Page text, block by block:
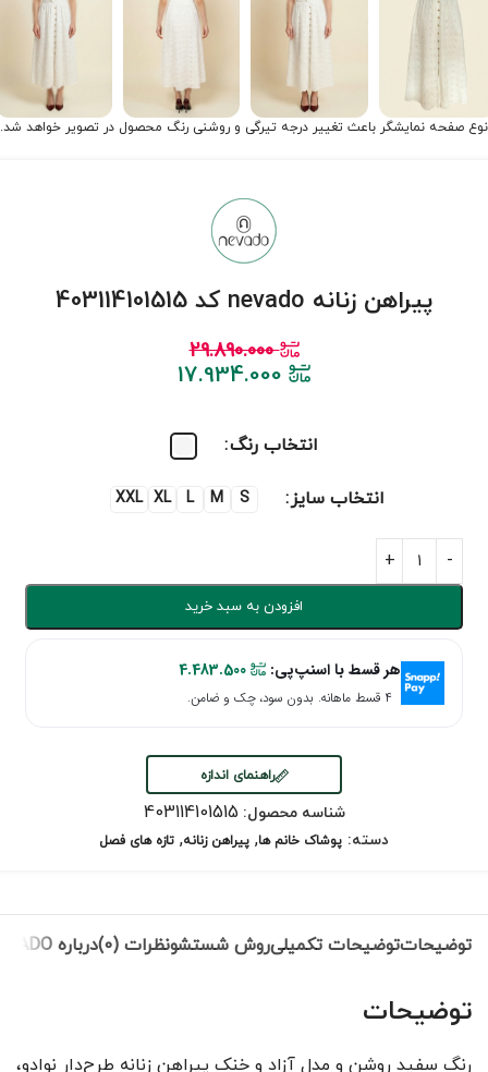
نوع صفحه نمایشگر باعث تغییر درجه تیرگی و روشنی رنگ محصول در تصویر خواهد شد.
پیراهن زنانه nevado کد 403114101515
29.890.000
17.934.000
انتخاب رنگ
انتخاب سایز S
M
L
XL
XXL
افزودن به سبد خرید
هر قسط با اسنپ‌پی: 4.483.500
۴ قسط ماهانه. بدون سود، چک و ضامن.
راهنمای اندازه
شناسه محصول: 403114101515
دسته: پوشاک خانم ها, پیراهن زنانه, تازه های فصل
توضیحاتتوضیحات تکمیلیروش شستشونظرات (0) درباره NEVADO
توضیحات
رنگ سفید روشن و مدل آزاد و خنک پیراهن زنانه طرح‌دار نوادو،